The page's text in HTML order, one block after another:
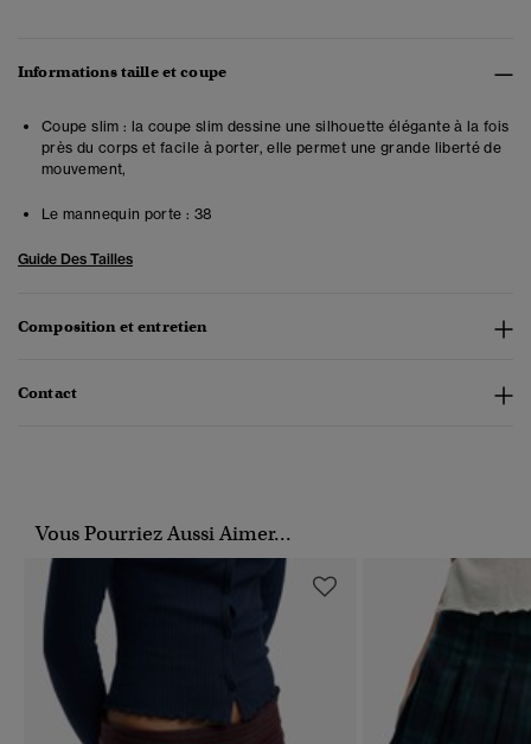
Informations taille et coupe
Coupe slim : la coupe slim dessine une silhouette élégante à la fois
près du corps et facile à porter, elle permet une grande liberté de
mouvement,
Le mannequin porte : 38
Guide Des Tailles
Composition et entretien
Contact
Vous Pourriez Aussi Aimer...